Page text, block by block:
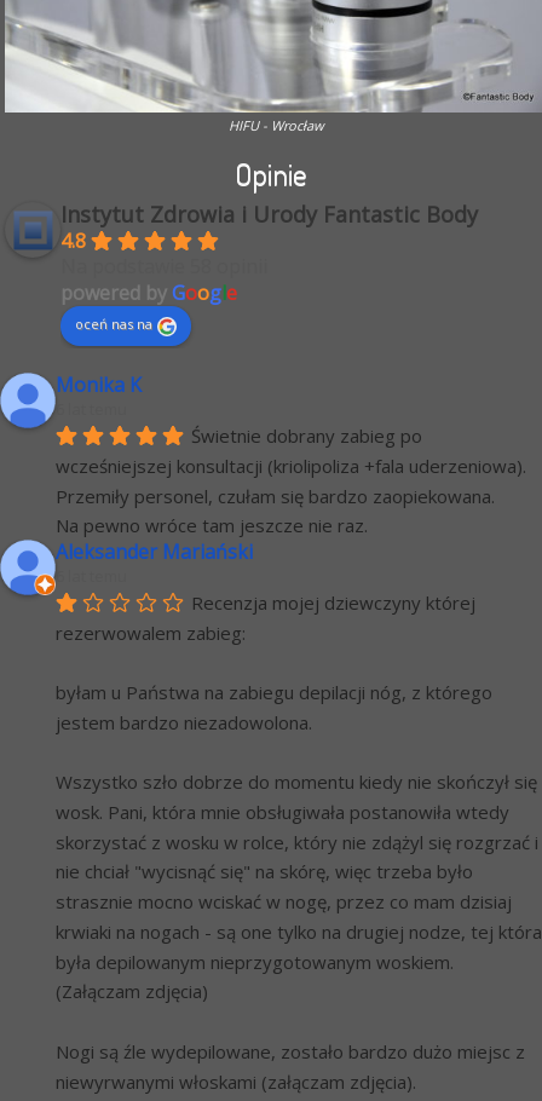
HIFU - Wrocław
Opinie
Instytut Zdrowia i Urody Fantastic Body
4.8
powered byGoogle
oceń nas na
Monika K
Świetnie dobrany zabieg po
wcześniejszej konsultacji (kriolipoliza +fala uderzeniowa).
Przemiły personel, czułam się bardzo zaopiekowana.
Na pewno wróce tam jeszcze nie raz.
Aleksander Mariański
Recenzja mojej dziewczyny której
rezerwowalem zabieg:
byłam u Państwa na zabiegu depilacji nóg, z którego
jestem bardzo niezadowolona.
Wszystko szło dobrze do momentu kiedy nie skończył się
wosk. Pani, która mnie obsługiwała postanowiła wtedy
skorzystać z wosku w rolce, który nie zdążyl się rozgrzać i
nie chciał "wycisnąć się" na skórę, więc trzeba było
strasznie mocno wciskać w nogę, przez co mam dzisiaj
krwiaki na nogach - są one tylko na drugiej nodze, tej która
była depilowanym nieprzygotowanym woskiem.
(Załączam zdjęcia)
Nogi są źle wydepilowane, zostało bardzo dużo miejsc z
niewyrwanymi włoskami (załączam zdjęcia).